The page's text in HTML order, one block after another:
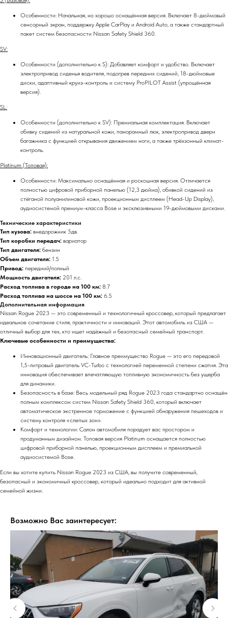
Особенности: Начальная, но хорошо оснащённая версия. Включает 8-дюймовый
сенсорный экран, поддержку Apple CarPlay и Android Auto, а также стандартный
пакет систем безопасности Nissan Safety Shield 360.
SV:
Особенности (дополнительно к S): Добавляет комфорт и удобство. Включает
электропривод сиденья водителя, подогрев передних сидений, 18-дюймовые
диски, адаптивный круиз-контроль и систему ProPILOT Assist (упрощённая
версия).
SL:
Особенности (дополнительно к SV): Премиальная комплектация. Включает
обивку сидений из натуральной кожи, панорамный люк, электропривод двери
багажника с функцией открывания движением ноги, а также трёхзонный климат-
контроль.
Platinum (Топовая):
Особенности: Максимально оснащённая и роскошная версия. Отличается
полностью цифровой приборной панелью (12,3 дюйма), обивкой сидений из
стёганой полуанилиновой кожи, проекционным дисплеем (Head-Up Display),
аудиосистемой премиум-класса Bose и эксклюзивными 19-дюймовыми дисками.
Технические характеристики
Тип кузова: внедорожник 5дв.
Тип коробки передач: вариатор
Тип двигателя: бензин
Объем двигателя: 1.5
Привод: передний/полный
Мощность двигателя: 201 л.с.
Расход топлива в городе на 100 км: 8.7
Расход топлива на шоссе на 100 км: 6.5
Дополнительная информация
Nissan Rogue 2023 — это современный и технологичный кроссовер, который предлагает
идеальное сочетание стиля, практичности и инноваций. Этот автомобиль из США —
отличный выбор для тех, кто ищет надёжный и безопасный семейный транспорт.
Ключевые особенности и преимущества:
Инновационный двигатель: Главное преимущество Rogue — это его передовой
1,5-литровый двигатель VC-Turbo с технологией переменной степени сжатия. Эта
инновация обеспечивает впечатляющую топливную экономичность без ущерба
для динамики.
Безопасность в базе: Весь модельный ряд Rogue 2023 года стандартно оснащён
полным комплексом систем Nissan Safety Shield 360, который включает
автоматическое экстренное торможение с функцией обнаружения пешеходов и
систему контроля «слепых зон».
Комфорт и технологии: Салон автомобиля порадует вас простором и
продуманным дизайном. Топовая версия Platinum оснащается полностью
цифровой приборной панелью, проекционным дисплеем и премиальной
аудиосистемой Bose.
Если вы хотите купить Nissan Rogue 2023 из США, вы получите современный,
безопасный и экономичный кроссовер, который идеально подходит для активной
семейной жизни.
Возможно Вас заинтересует: